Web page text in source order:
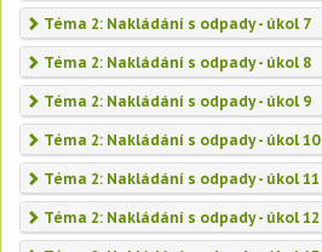
Téma 2: Nakládání s odpady - úkol 7
Téma 2: Nakládání s odpady - úkol 8
Téma 2: Nakládání s odpady - úkol 9
Téma 2: Nakládání s odpady - úkol 10
Téma 2: Nakládání s odpady - úkol 11
Téma 2: Nakládání s odpady - úkol 12